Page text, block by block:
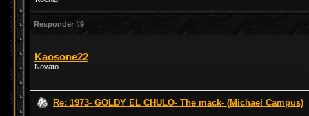
Responder #9
Kaosone22
Novato
Re: 1973- GOLDY EL CHULO- The mack- (Michael Campus)